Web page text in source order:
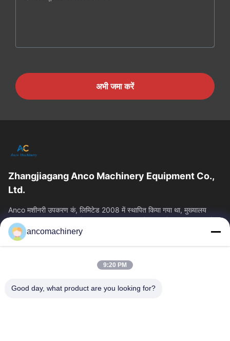
अभी जमा करें
Zhangjiagang Anco Machinery Equipment Co.,
Ltd.
Anco मशीनरी उपकरण कं, लिमिटेड 2008 में स्थापित किया गया था, मुख्यालय
Zhangjiagang शहर, सुज़ौ शहर, Jiangsu प्रांत में स्थित है। यह एक उद्यम है कि
त्वरित लिंक
हमारे बारे में
फैक्टरी यात्रा
गुणवत्ता नियंत्रण
ancomachinery
9:20 PM
Good day, what product are you looking for?